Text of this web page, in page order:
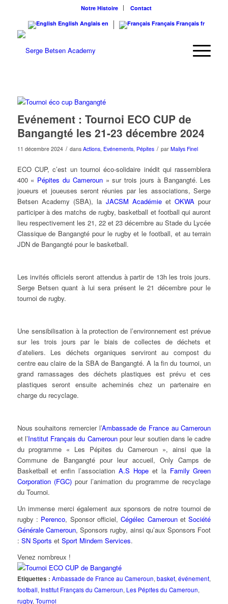
Notre Histoire
Contact
English Anglais en Français Français fr
Evénement : Tournoi ECO CUP de
Bangangté les 21-23 décembre 2024
11 décembre 2024 / dans Actions, Evénements, Pépites / par Mailys Finel
ECO CUP, c’est un tournoi éco-solidaire inédit qui rassemblera
400 « Pépites du Cameroun» sur trois jours à Bangangté. Les
joueurs et joueuses seront réunies par les associations, Serge
Betsen Academy (SBA), la JACSM AcadémieetOKWA pour
participer à des matchs de rugby, basketball et football qui auront
lieu respectivement les 21, 22 et 23 décembre au Stade du Lycée
Classique de Bangangté pour le rugby et le football, et au terrain
JDN de Bangangté pour le basketball.
Les invités officiels seront attendus à partir de 13h les trois jours.
Serge Betsen quant à lui sera présent le 21 décembre pour le
tournoi de rugby.
Une sensibilisation à la protection de l’environnement est prévue
sur les trois jours par le biais de collectes de déchets et
d’ateliers. Les déchets organiques serviront au compost du
centre eau claire de la SBA de Bangangté. A la fin du tournoi, un
grand ramassages des déchets plastiques est prévu et ces
plastiques seront ensuite acheminés chez un partenaire en
charge du recyclage.
Nous souhaitons remercier l’Ambassade de France au Cameroun
et l’Institut Français du Camerounpour leur soutien dans le cadre
du programme « Les Pépites du Cameroun », ainsi que la
Commune de Bangangté pour leur accueil, Only Camps de
Basketball et enfin l’associationA.S Hopeet la Family Green
Corporation (FGC)pour l’animation du programme de recyclage
du Tournoi.
Un immense merci également aux sponsors de notre tournoi de
rugby : Perenco, Sponsor officiel,Cégélec CamerounetSociété
Générale Cameroun, Sponsors rugby, ainsi qu’aux Sponsors Foot
: SN Sports et Sport Mindem Services.
Venez nombreux !
Etiquettes : Ambassade de France au Cameroun,basket,événement,
football, Institut Français du Cameroun, Les Pépites du Cameroun,
rugby,Tournoi